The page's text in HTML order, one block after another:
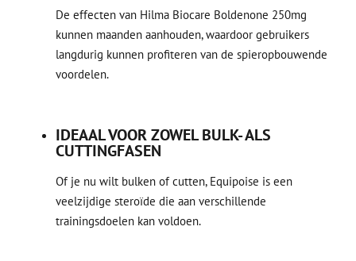
De effecten van Hilma Biocare Boldenone 250mg
kunnen maanden aanhouden, waardoor gebruikers
langdurig kunnen profiteren van de spieropbouwende
voordelen.
IDEAAL VOOR ZOWEL BULK- ALS
CUTTINGFASEN
Of je nu wilt bulken of cutten, Equipoise is een
veelzijdige steroïde die aan verschillende
trainingsdoelen kan voldoen.